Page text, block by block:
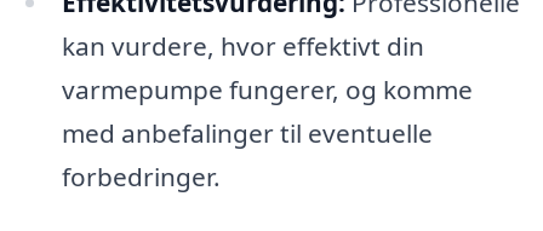
kan vurdere, hvor effektivt din
varmepumpe fungerer, og komme
med anbefalinger til eventuelle
forbedringer.